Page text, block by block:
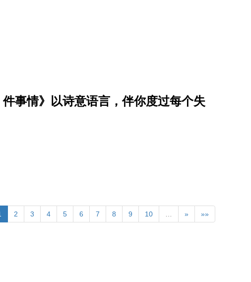
件事情》以诗意语言，伴你度过每个失
2 3 4 5 6 7 8 9 10 … » »»